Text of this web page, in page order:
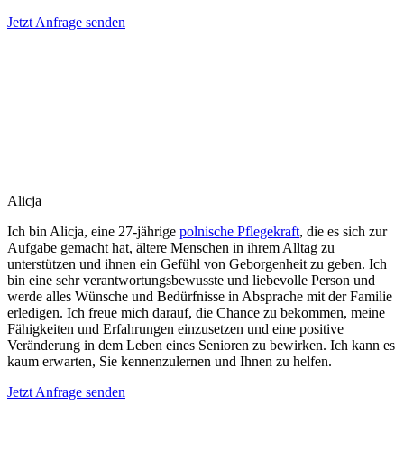
Jetzt Anfrage senden
Alicja
Ich bin Alicja, eine 27-jährige polnische Pflegekraft, die es sich zur
Aufgabe gemacht hat, ältere Menschen in ihrem Alltag zu
unterstützen und ihnen ein Gefühl von Geborgenheit zu geben. Ich
bin eine sehr verantwortungsbewusste und liebevolle Person und
werde alles Wünsche und Bedürfnisse in Absprache mit der Familie
erledigen. Ich freue mich darauf, die Chance zu bekommen, meine
Fähigkeiten und Erfahrungen einzusetzen und eine positive
Veränderung in dem Leben eines Senioren zu bewirken. Ich kann es
kaum erwarten, Sie kennenzulernen und Ihnen zu helfen.
Jetzt Anfrage senden